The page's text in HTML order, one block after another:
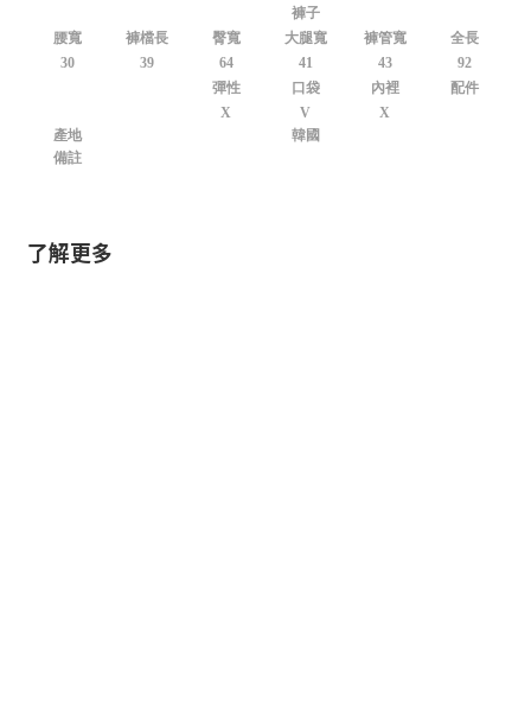
褲子
腰寬
褲檔長 臀寬 大腿寬 褲管寬
全長
30
39 64 41 43
92
彈性
口袋 內裡
配件
X
V
X
產地
韓國
備註
了解更多